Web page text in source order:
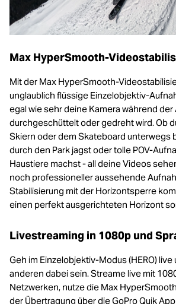
Max HyperSmooth-
Mit der Max HyperSmooth-
unglaublich flüssige Einzelobjektiv-
egal wie sehr deine Kamera während
durchgeschüttelt oder gedreht wird. Ob
Skiern oder dem Skateboard unterwegs
durch den Park jagst oder tolle POV-
Haustiere machst - all deine Videos
noch professioneller aussehende
Stabilisierung mit der Horizontsperre
einen perfekt ausgerichteten Horizont
Livestreaming in 1080p und
Geh im Einzelobjektiv-Modus (HERO) live
anderen dabei sein. Streame live mit
Netzwerken, nutze die Max
der Übertragung über die GoPro Quik